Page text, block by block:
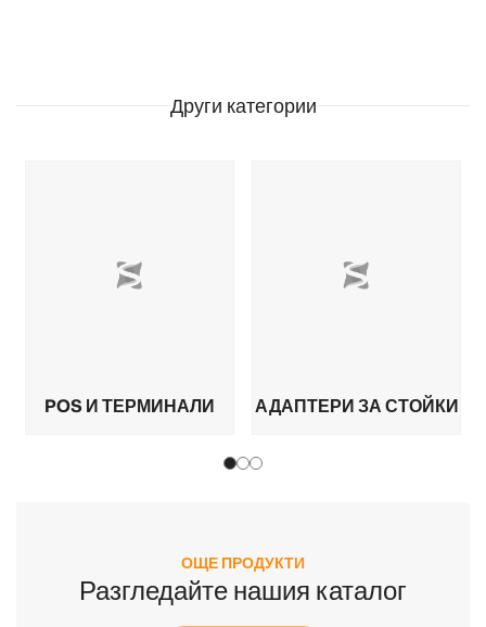
Други категории
POS И ТЕРМИНАЛИ АДАПТЕРИ ЗА СТОЙКИ
ОЩЕ ПРОДУКТИ
Разгледайте нашия каталог